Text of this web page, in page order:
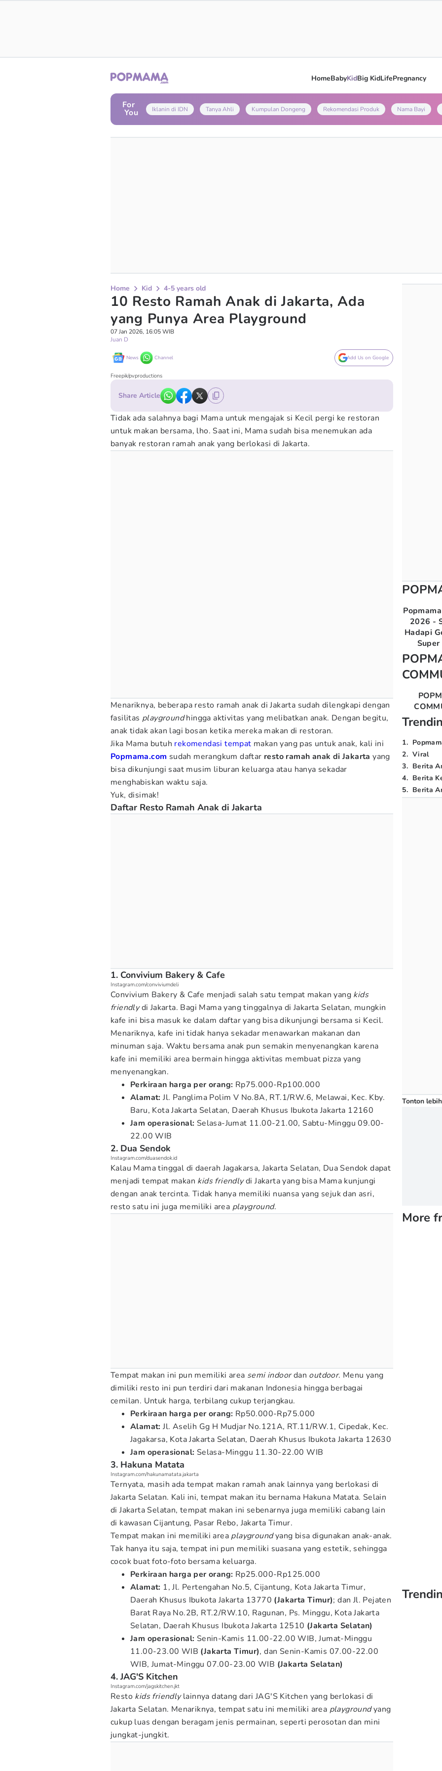
HomeBabyKidBig KidLifePregnancy
For
You Iklanin di IDN Tanya Ahli Kumpulan Dongeng Rekomendasi Produk Nama Bayi
Home Kid 4-5 years old
10 Resto Ramah Anak di Jakarta, Ada
yang Punya Area Playground
07 Jan 2026, 16:05 WIB
Juan D
News Channel Add Us on Google
Freepik/pvproductions
Share Article
Tidak ada salahnya bagi Mama untuk mengajak si Kecil pergi ke restoran
untuk makan bersama, lho. Saat ini, Mama sudah bisa menemukan ada
banyak restoran ramah anak yang berlokasi di Jakarta.
Menariknya, beberapa resto ramah anak di Jakarta sudah dilengkapi dengan
fasilitas playgroundhingga aktivitas yang melibatkan anak. Dengan begitu,
anak tidak akan lagi bosan ketika mereka makan di restoran.
Jika Mama butuh rekomendasi tempat makan yang pas untuk anak, kali ini
Popmama.com sudah merangkum daftar resto ramah anak di Jakarta yang
bisa dikunjungi saat musim liburan keluarga atau hanya sekadar
menghabiskan waktu saja.
Yuk, disimak!
Daftar Resto Ramah Anak di Jakarta
1. Convivium Bakery & Cafe
Instagram.com/conviviumdeli
Convivium Bakery & Cafe menjadi salah satu tempat makan yang kids
friendlydi Jakarta. Bagi Mama yang tinggalnya di Jakarta Selatan, mungkin
kafe ini bisa masuk ke dalam daftar yang bisa dikunjungi bersama si Kecil.
Menariknya, kafe ini tidak hanya sekadar menawarkan makanan dan
minuman saja. Waktu bersama anak pun semakin menyenangkan karena
kafe ini memiliki area bermain hingga aktivitas membuat pizza yang
menyenangkan.
Perkiraan harga per orang: Rp75.000-Rp100.000
Alamat: Jl. Panglima Polim V No.8A, RT.1/RW.6, Melawai, Kec. Kby.
Baru, Kota Jakarta Selatan, Daerah Khusus Ibukota Jakarta 12160
Jam operasional: Selasa-Jumat 11.00-21.00, Sabtu-Minggu 09.00-
22.00 WIB
2. Dua Sendok
Instagram.com/duasendok.id
Kalau Mama tinggal di daerah Jagakarsa, Jakarta Selatan, Dua Sendok dapat
menjadi tempat makan kids friendlydi Jakarta yang bisa Mama kunjungi
dengan anak tercinta. Tidak hanya memiliki nuansa yang sejuk dan asri,
resto satu ini juga memiliki area playground.
Tempat makan ini pun memiliki area semi indoordan outdoor. Menu yang
dimiliki resto ini pun terdiri dari makanan Indonesia hingga berbagai
cemilan. Untuk harga, terbilang cukup terjangkau.
Perkiraan harga per orang: Rp50.000-Rp75.000
Alamat: Jl. Aselih Gg H Mudjar No.121A, RT.11/RW.1, Cipedak, Kec.
Jagakarsa, Kota Jakarta Selatan, Daerah Khusus Ibukota Jakarta 12630
Jam operasional: Selasa-Minggu 11.30-22.00 WIB
3. Hakuna Matata
Instagram.com/hakunamatata.jakarta
Ternyata, masih ada tempat makan ramah anak lainnya yang berlokasi di
Jakarta Selatan. Kali ini, tempat makan itu bernama Hakuna Matata. Selain
di Jakarta Selatan, tempat makan ini sebenarnya juga memiliki cabang lain
di kawasan Cijantung, Pasar Rebo, Jakarta Timur.
Tempat makan ini memiliki area playgroundyang bisa digunakan anak-anak.
Tak hanya itu saja, tempat ini pun memiliki suasana yang estetik, sehingga
cocok buat foto-foto bersama keluarga.
Perkiraan harga per orang: Rp25.000-Rp125.000
Alamat: 1, Jl. Pertengahan No.5, Cijantung, Kota Jakarta Timur,
Daerah Khusus Ibukota Jakarta 13770 (Jakarta Timur); dan Jl. Pejaten
Barat Raya No.2B, RT.2/RW.10, Ragunan, Ps. Minggu, Kota Jakarta
Selatan, Daerah Khusus Ibukota Jakarta 12510 (Jakarta Selatan)
Jam operasional: Senin-Kamis 11.00-22.00 WIB, Jumat-Minggu
11.00-23.00 WIB (Jakarta Timur), dan Senin-Kamis 07.00-22.00
WIB, Jumat-Minggu 07.00-23.00 WIB (Jakarta Selatan)
4. JAG'S Kitchen
Instagram.com/jagskitchen.jkt
Resto kids friendlylainnya datang dari JAG'S Kitchen yang berlokasi di
Jakarta Selatan. Menariknya, tempat satu ini memiliki area playgroundyang
cukup luas dengan beragam jenis permainan, seperti perosotan dan mini
jungkat-jungkit.
2026 -
Hadapi
1.
2. Viral
3. Berita
4. Berita
5. Berita
Tonton
More